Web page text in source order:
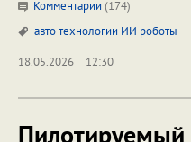
Комментарии (174)
автотехнологии ИИ роботы
18.05.2026
12:30
Пилотируемый